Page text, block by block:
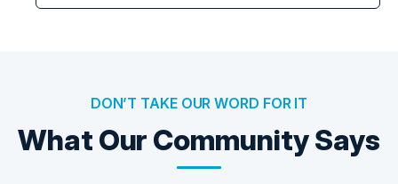
DON’T TAKE OUR WORD FOR IT
What Our Community Says